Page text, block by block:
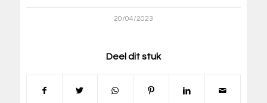
20/04/2023
Deel dit stuk